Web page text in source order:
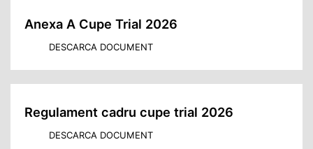
Anexa A Cupe Trial 2026
DESCARCA DOCUMENT
Regulament cadru cupe trial 2026
DESCARCA DOCUMENT